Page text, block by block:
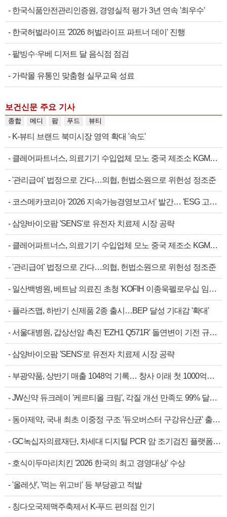
- 한국식품안전관리인증원, 경영실적 평가 3년 연속 '최우수'
- 한국허벌라이프 '2026 허벌라이프 파트너 데이' 진행
- 팥빙수·우베 디저트 달 음식점 점검
- 가락몰 유통인 맞춤형 실무교육 성료
보건신문 주요 기사
종합 메디 팜 푸드 뷰티
- K-뷰티 브랜드 북미시장 영역 확대 '속도'
- 클레어파트너스, 의료기기 수입업체 모노 중국 제조소 KGM…
-'관리급여' 법정으로 간다…의협, 헌법소원으로 위헌성 정조준
- 코스메카코리아 '2026 지속가능경영보고서' 발간… 'ESG 고…
- 삼양바이오팜 'SENS'로 유전자 치료제 시장 공략
- 클레어파트너스, 의료기기 수입업체 모노 중국 제조소 KGM…
-'관리급여' 법정으로 간다…의협, 헌법소원으로 위헌성 정조준
- 일산백병원, 베트남 의료진 초청 'KOFIH 이종욱펠로우십 임…
- 플라즈맵, 하반기 신제품 2종 출시…BEP 달성 기대감 '확대'
-서울대병원, 갑상선암 촉진 'EZH1 Q571R' 돌연변이 기전 규…
- 삼양바이오팜 'SENS'로 유전자 치료제 시장 공략
- 부광약품, 상반기 매출 1048억 기록… 창사 이래 첫 1000억…
-JW신약 듀크레이 '케르티올 크림', 각질 개선 만족도 99% 달…
- 동아제약, 국내 최초 이중정 구조 '듀오버스터 구강유산균' 출…
-GC녹십자의료재단, 차세대 디지털 PCR 암 조기검진 플랫폼…
- 호식이두마리치킨 '2026 한국의 최고 경영대상' 수상
-'올레샷', '먹는 위고비' 등 부당광고 적발
- 칭다오국제맥주축제서 K-푸드 편의점 인기